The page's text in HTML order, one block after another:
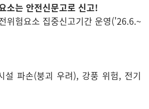
소는 안전신문고로 신고!
위험요소 집중신고기간 운영('26.6.~
설 파손(붕괴 우려), 강풍 위험, 전기